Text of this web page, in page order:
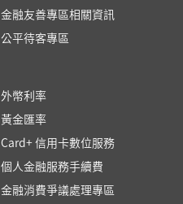
金融友善專區相關資訊
公平待客專區
外幣利率
黃金匯率
Card+ 信用卡數位服務
個人金融服務手續費
金融消費爭議處理專區